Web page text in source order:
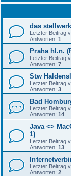
das
Letzter Beitrag
Antworten: 1
Praha hl.n.
Letzter Beitrag
Antworten: 7
Stw
Letzter Beitrag
Antworten: 3
Bad
Letzter Beitrag
Antworten: 14
Java <>
1)
Letzter Beitrag
Antworten: 13
Letzter Beitrag
Antworten: 2